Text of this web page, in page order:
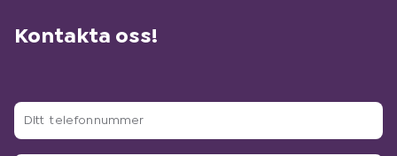
Kontakta oss!
Ditt